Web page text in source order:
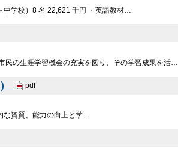
中学校）8 名 22,621 千円 ・英語教材…
民の生涯学習機会の充実を図り、その学習成果を活…
pdf
な資質、能力の向上と学…